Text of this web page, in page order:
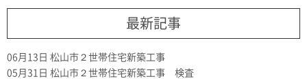
最新記事
06月13日 松山市２世帯住宅新築工事
05月31日 松山市２世帯住宅新築工事 検査